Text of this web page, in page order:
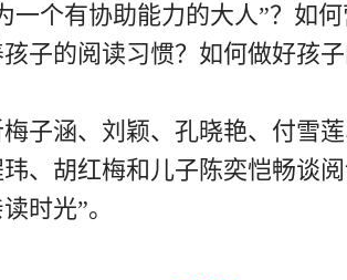
一个有协助能力的大人”？如
子的阅读习惯？如何做好孩
子涵、刘颖、孔晓艳、付雪
、胡红梅和儿子陈奕恺畅谈
时光”。